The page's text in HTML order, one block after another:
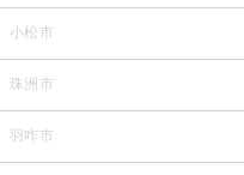
小松市
珠洲市
羽咋市